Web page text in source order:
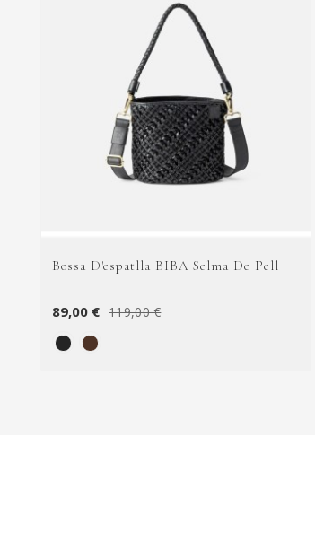
Bossa D'espatlla BIBA Selma De Pell
89,00 € 119,00 €